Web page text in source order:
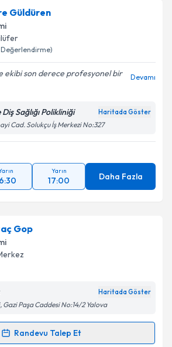
için randevu takvimi talebi
bu uzmandan randevu almanız için bir
e-posta ile bilgilendireceğiz.
işlenmesine ilişkin
Aydınlatma
ve kişisel verilerimin belirtilen
işlenmesini kabul ediyorum.
Takvim Talebini Gönder
Güldüren
Değerlendirme)
ekibi son derece profesyonel bir
Devamı
Sağlığı Polikliniği Haritada Göster
Cad. Solukçu İş Merkezi No:327
Yarın
17:00 Daha Fazla
Gop
Haritada Göster
Paşa Caddesi No:14/2 Yalova
Randevu Talep Et
Talebi